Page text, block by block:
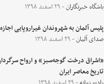
باشگاه خبرنگاران- ۲۹ اسفند ۱۳۹۸
پلیس آلمان به شهروندان غیراروپایی
صدای آلمان- ۲۹ اسفند ۱۳۹۸
«اشراق درخت گوجه‌سبز» و ارواح
تاریخ معاصر ایران